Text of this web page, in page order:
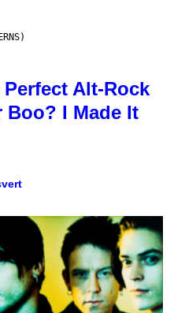
Alt-Rock
Boo? I Made It